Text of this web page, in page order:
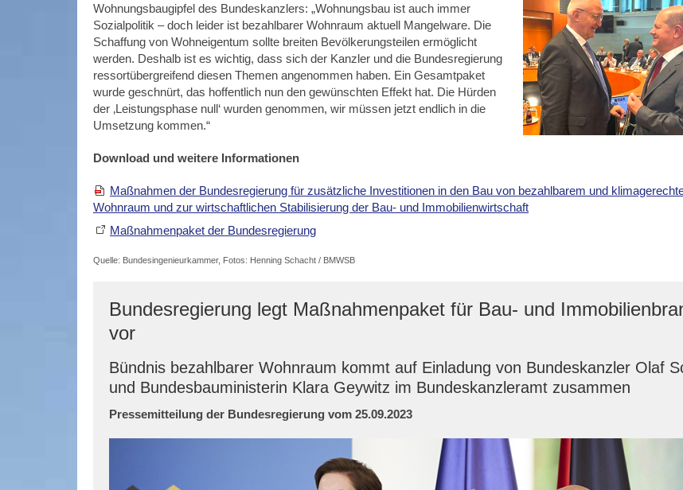
Wohnungsbaugipfel des Bundeskanzlers: „Wohnungsbau ist auch immer
Sozialpolitik – doch leider ist bezahlbarer Wohnraum aktuell Mangelware. Die
Schaffung von Wohneigentum sollte breiten Bevölkerungsteilen ermöglicht
werden. Deshalb ist es wichtig, dass sich der Kanzler und die Bundesregierung
ressortübergreifend diesen Themen angenommen haben. Ein Gesamtpaket
wurde geschnürt, das hoffentlich nun den gewünschten Effekt hat. Die Hürden
der ‚Leistungsphase null‘ wurden genommen, wir müssen jetzt endlich in die
Umsetzung kommen.“
Download und weitere Informationen
Maßnahmen der Bundesregierung für zusätzliche Investitionen in den Bau von bezahlbarem und
Wohnraum und zur wirtschaftlichen Stabilisierung der Bau- und Immobilienwirtschaft
Maßnahmenpaket der Bundesregierung
Quelle: Bundesingenieurkammer, Fotos: Henning Schacht / BMWSB
Bundesregierung legt Maßnahmenpaket für Bau- und
vor
Bündnis bezahlbarer Wohnraum kommt auf Einladung von Bundeskanzler Olaf
und Bundesbauministerin Klara Geywitz im Bundeskanzleramt zusammen
Pressemitteilung der Bundesregierung vom 25.09.2023